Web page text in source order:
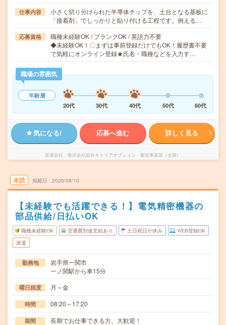
仕事内容
小さく切り分けられた半導体チップを、土台となる基板に
「接着剤」でしっかりと貼り付ける工程です。例える…
応募資格
職種未経験OK / ブランクOK / 英語力不要
◆未経験OK！〇まずは事前登録だけでもOK！履歴書不要
で気軽にオンライン登録★氏名・職種などを入力す…
職場の雰囲気
年齢層
20代
30代 40代 50代 60代
気になる! 応募へ進む 詳しく見る
派遣会社 株式会社綜合キャリアオプション 製造事業部（全国）
未読 掲載日 2026/08/10
【未経験でも活躍できる！】電気精密機器の
部品供給/日払いOK
職種未経験OK 交通費別途支給あり 土日祝日が休み WEB登録OK
派遣
勤務地
岩手県一関市
一ノ関駅から車15分
曜日頻度 月～金
時間 08:20～17:20
期間 長期でお仕事できる方、大歓迎！